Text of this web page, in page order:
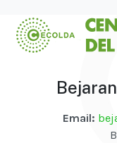
Email: